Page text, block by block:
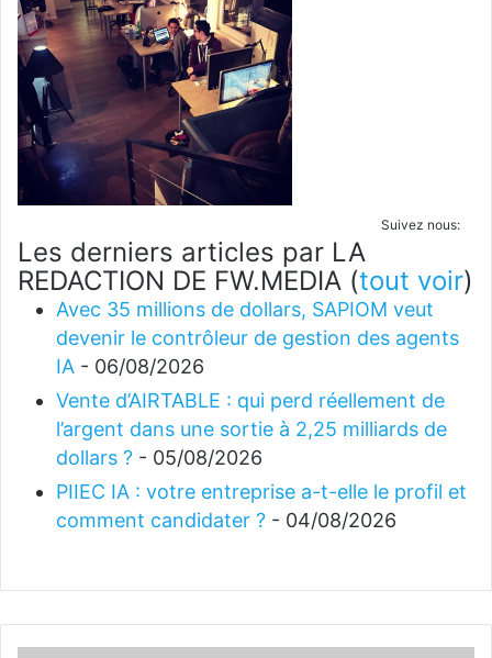
Suivez nous:
Les derniers articles par LA
REDACTION DE FW.MEDIA (tout voir)
Avec 35 millions de dollars, SAPIOM veut
devenir le contrôleur de gestion des agents
IA - 06/08/2026
Vente d’AIRTABLE : qui perd réellement de
l’argent dans une sortie à 2,25 milliards de
dollars ? - 05/08/2026
PIIEC IA : votre entreprise a-t-elle le profil et
comment candidater ? - 04/08/2026